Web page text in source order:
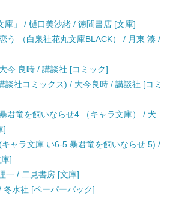
庫」 / 樋口美沙緒 / 徳間書店 [文庫]
う （白泉社花丸文庫BLACK） / 月東 湊 /
今 良時 / 講談社 [コミック]
談社コミックス) / 大今良時 / 講談社 [コミ
君竜を飼いならせ4 （キャラ文庫） / 犬
]
ャラ文庫 い6-5 暴君竜を飼いならせ 5) /
]
一 / 二見書房 [文庫]
水社 [ペーパーバック]